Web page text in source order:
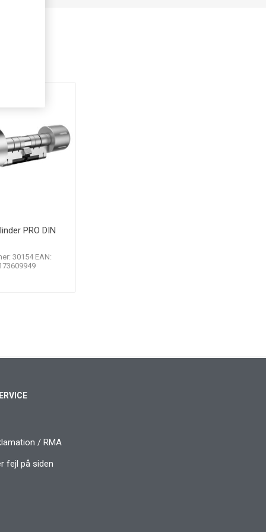
PRO DIN
30154 EAN:
/ RMA
fejl på siden